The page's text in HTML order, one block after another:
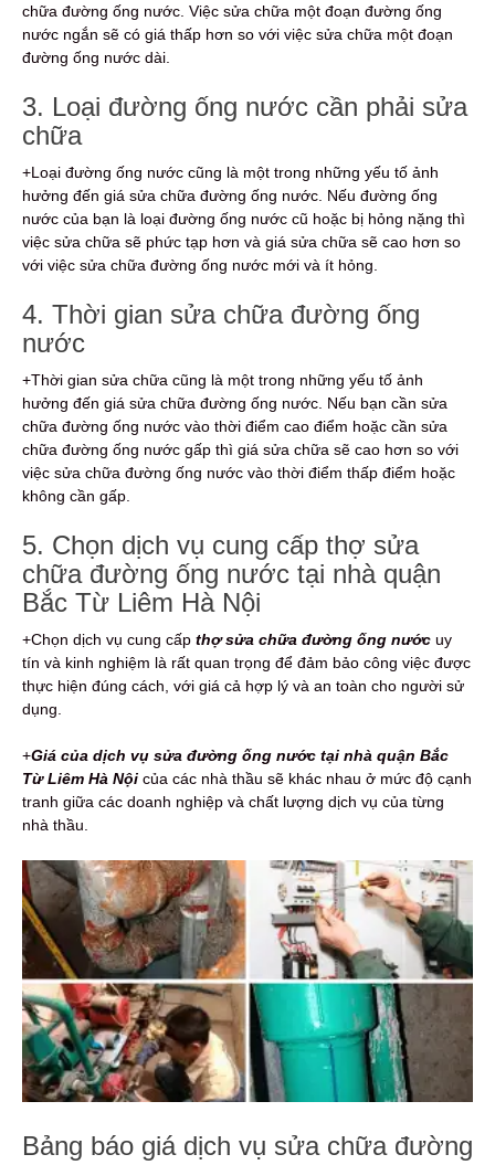
chữa đường ống nước. Việc sửa chữa một đoạn đường ống
nước ngắn sẽ có giá thấp hơn so với việc sửa chữa một đoạn
đường ống nước dài.
3. Loại đường ống nước cần phải sửa
chữa
+Loại đường ống nước cũng là một trong những yếu tố ảnh
hưởng đến giá sửa chữa đường ống nước. Nếu đường ống
nước của bạn là loại đường ống nước cũ hoặc bị hỏng nặng thì
việc sửa chữa sẽ phức tạp hơn và giá sửa chữa sẽ cao hơn so
với việc sửa chữa đường ống nước mới và ít hỏng.
4. Thời gian sửa chữa đường ống
nước
+Thời gian sửa chữa cũng là một trong những yếu tố ảnh
hưởng đến giá sửa chữa đường ống nước. Nếu bạn cần sửa
chữa đường ống nước vào thời điểm cao điểm hoặc cần sửa
chữa đường ống nước gấp thì giá sửa chữa sẽ cao hơn so với
việc sửa chữa đường ống nước vào thời điểm thấp điểm hoặc
không cần gấp.
5. Chọn dịch vụ cung cấp thợ sửa
chữa đường ống nước tại nhà quận
Bắc Từ Liêm Hà Nội
+Chọn dịch vụ cung cấp thợ sửa chữa đường ống nước uy
tín và kinh nghiệm là rất quan trọng để đảm bảo công việc được
thực hiện đúng cách, với giá cả hợp lý và an toàn cho người sử
dụng.
+Giá của dịch vụ sửa đường ống nước tại nhà quận Bắc
Từ Liêm Hà Nội của các nhà thầu sẽ khác nhau ở mức độ cạnh
tranh giữa các doanh nghiệp và chất lượng dịch vụ của từng
nhà thầu.
Bảng báo giá dịch vụ sửa chữa đường